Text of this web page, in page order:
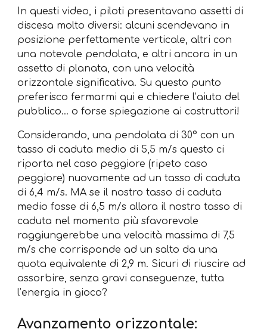
In questi video, i piloti presentavano assetti di
discesa molto diversi: alcuni scendevano in
posizione perfettamente verticale, altri con
una notevole pendolata, e altri ancora in un
assetto di planata, con una velocità
orizzontale significativa. Su questo punto
preferisco fermarmi qui e chiedere l’aiuto del
pubblico... o forse spiegazione ai costruttori!
Considerando, una pendolata di 30° con un
tasso di caduta medio di 5,5 m/s questo ci
riporta nel caso peggiore (ripeto caso
peggiore) nuovamente ad un tasso di caduta
di 6,4 m/s. MA se il nostro tasso di caduta
medio fosse di 6,5 m/s allora il nostro tasso di
caduta nel momento più sfavorevole
raggiungerebbe una velocità massima di 7,5
m/s che corrisponde ad un salto da una
quota equivalente di 2,9 m. Sicuri di riuscire ad
assorbire, senza gravi conseguenze, tutta
l’energia in gioco?
Avanzamento orizzontale: